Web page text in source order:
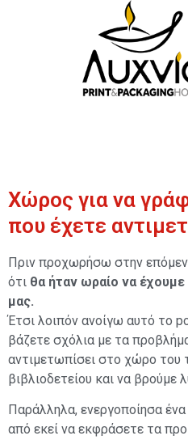
Χώρος για να
που έχετε
Πριν προχωρήσω στην
ότι θα ήταν ωραίο να έχουμε
μας.
Έτσι λοιπόν ανοίγω αυτό το
βάζετε σχόλια με τα
αντιμετωπίσει στο χώρο του
βιβλιοδετείου και να βρούμε
Παράλληλα, ενεργοποίησα
από εκεί να εκφράσετε τα